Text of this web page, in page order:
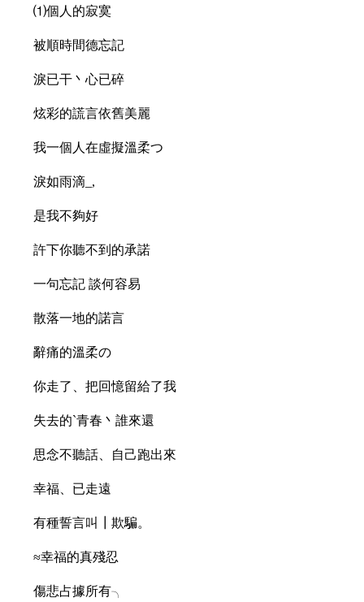
⑴個人的寂寞
被順時間德忘記
淚已干丶心已碎
炫彩的謊言依舊美麗
我一個人在虛擬溫柔つ
淚如雨滴_,
是我不夠好
許下你聽不到的承諾
一句忘記 談何容易
散落一地的諾言
辭痛的溫柔の
你走了、把回憶留給了我ゞ
失去的`青春丶誰來還
思念不聽話、自己跑出來
幸福、已走遠
有種誓言叫┃欺騙。
≈幸福的真殘忍
傷悲占據所有╮